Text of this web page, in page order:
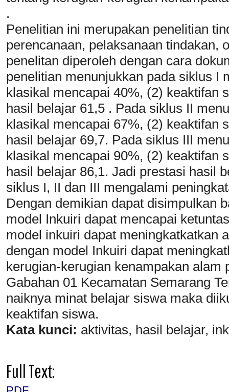
.
Penelitian ini merupakan penelitian
perencanaan, pelaksanaan tindakan,
penelitan diperoleh dengan cara
penelitian menunjukkan pada siklus I
klasikal mencapai 40%, (2) keaktifan
hasil belajar 61,5 . Pada siklus II
klasikal mencapai 67%, (2) keaktifan
hasil belajar 69,7. Pada siklus III
klasikal mencapai 90%, (2) keaktifan
hasil belajar 86,1. Jadi prestasi hasil
siklus I, II dan III mengalami
Dengan demikian dapat disimpulkan
model Inkuiri dapat mencapai
model inkuiri dapat meningkatkatkan
dengan model Inkuiri dapat
kerugian-kerugian kenampakan alam
Gabahan 01 Kecamatan Semarang
naiknya minat belajar siswa maka
keaktifan siswa.
Kata kunci: aktivitas, hasil belajar,
Full Text: